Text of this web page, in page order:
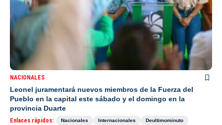
NACIONALES
Leonel juramentará nuevos miembros de la Fuerza del
Pueblo en la capital este sábado y el domingo en la
provincia Duarte
Enlaces rápidos: Nacionales Internacionales
Deultimominuto